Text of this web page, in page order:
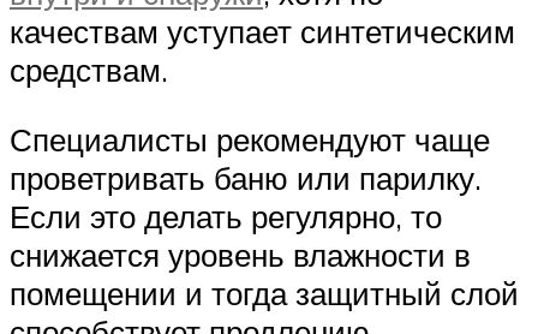
качествам уступает синтетическим
средствам.
Специалисты рекомендуют чаще
проветривать баню или парилку.
Если это делать регулярно, то
снижается уровень влажности в
помещении и тогда защитный слой